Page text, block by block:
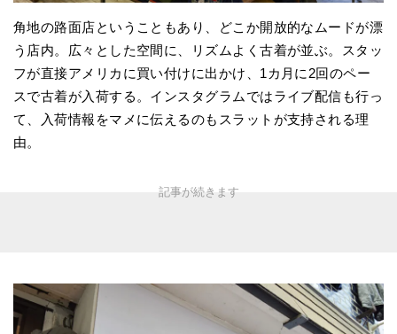
角地の路面店ということもあり、どこか開放的なムードが漂
う店内。広々とした空間に、リズムよく古着が並ぶ。スタッ
フが直接アメリカに買い付けに出かけ、1カ月に2回のペー
スで古着が入荷する。インスタグラムではライブ配信も行っ
て、入荷情報をマメに伝えるのもスラットが支持される理
由。